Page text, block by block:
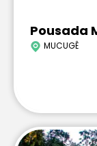
Pousada
MUCUGÊ